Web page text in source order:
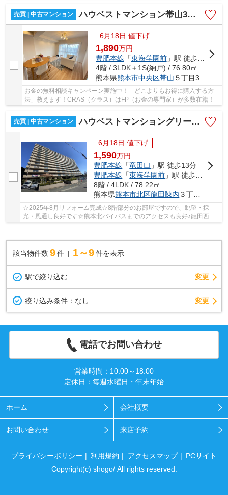
売買 | 中古マンション ハウベストマンション帯山3番館
6月18日 値下げ
1,890万円
豊肥本線 「東海学園前」駅 徒歩25分
4階 / 3LDK＋1S(納戸) / 76.80㎡
熊本県熊本市中央区帯山 ５丁目38-10
お金の無料相談キャンペーン実施中！「どこよりもお得に購入する方
法」教えます！CRAS（クラス）はFP（お金の専門家）が多数在籍！
売買 | 中古マンション ハウベストマンショングリーンヒル
6月18日 値下げ
1,590万円
豊肥本線 「竜田口 」駅 徒歩13分
豊肥本線 「東海学園前 」駅 徒歩30分
8階 / 4LDK / 78.22㎡
熊本県熊本市北区龍田陳内 ３丁目6-13
☆2025年8月リフォーム完成☆8階部分のお部屋ですので、眺望・採
光・風通し良好です☆熊本北バイパスまでのアクセスも良好♪龍田西
該当物件数 9件 1～9 件を表示
駅で絞り込む 変更
絞り込み条件： なし 変更
電話でお問い合わせ
営業時間：10:00～18:00
定休日：毎週水曜日・年末年始
ホーム 会社概要
お問い合わせ 来店予約
プライバシーポリシー 利用規約 アクセスマップ
PCサイト
Copyright(c) shogo/ All rights reserved.